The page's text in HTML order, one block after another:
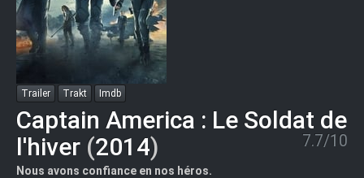
Trailer Trakt Imdb
Captain America : Le Soldat de
l'hiver (2014) 7.7/10
Nous avons confiance en nos héros.